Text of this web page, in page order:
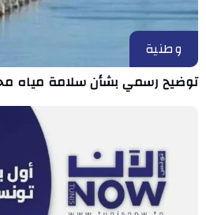
وطنية
توضيح رسمي بشأن سلامة مياه